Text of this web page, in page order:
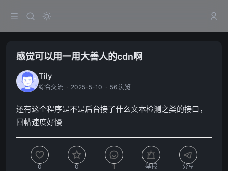
感觉可以用一用大善人的cdn啊
Tily
综合交流 · 2025-5-10 · 56 浏览
还有这个程序是不是后台接了什么文本检测之类的接口，
回帖速度好慢
0 0 1 举报 分享